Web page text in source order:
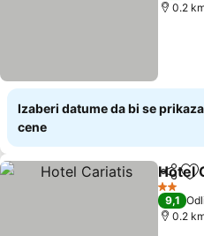
0.2
Izaberi datume da bi se
cene
Deli
Hotel
2
9,1
0.2